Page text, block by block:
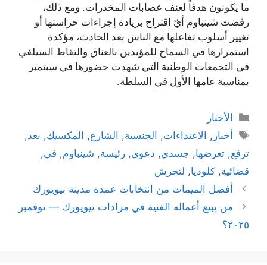
ما يكونون هدفاً لعنف عصابات المخدرات. ومع ذلك،
رفضت شينباوم أيّ اقتراح بزيادة إجراءات حراستها أو
تغيير أسلوب تفاعلها مع الناس بعد الحادث، مؤكدة
استمرارها في السماح للمؤيدين بالعناق والتقاط السيلفي
في التجمعات الوطنية التي شهدت حضورها في سبتمبر
بمناسبة عامها الأول في السلطة.
التصنيفات
الأخبار
الوسوم
أخبار , الاعتداءات, الجنسية, الشارع, المكسيك, بعد,
ترفع, تعرضها, جسدي, دعوى, رئيسة, شينباوم, في,
قضائية, كلوديا, لتحرش
أفضل الميمات من انتخابات عمدة مدينة نيويورك
من يبيع أعماله الفنية في مزادات نيويورك — نوفمبر
٢٠٢٥؟